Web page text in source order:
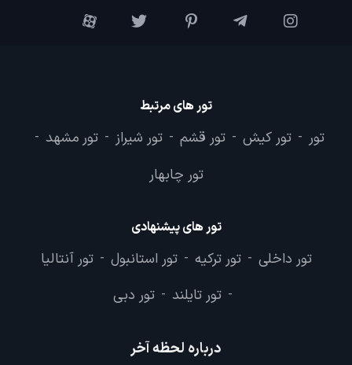
تور های مرتبط
تور - تور کیش - تور قشم - تور شیراز - تور مشهد -
تور چابهار
تور های پیشنهادی
تور داخلی - تور ترکیه - تور استانبول - تور آنتالیا
- تور تایلند - تور دبی
درباره لحظه آخر